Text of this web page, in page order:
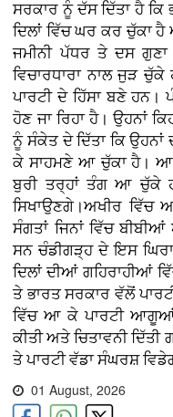
ਸਰਕਾਰ ਨੂੰ ਦੱਸ ਦਿੱਤਾ ਹੈ ਕਿ
ਦਿਲਾਂ ਵਿੱਚ ਘਰ ਕਰ ਚੁੱਕਾ
ਜਮੀਨੀ ਪੱਧਰ ਤੇ ਦਸ
ਵਿਚਾਰਧਾਰਾ ਨਾਲ ਜੁੜ
ਪਾਰਟੀ ਦੇ ਹਿੱਸਾ ਬਣੇ ਹਨ।
ਹੋਣ ਜਾ ਰਿਹਾ ਹੈ। ਉਹਨਾਂ
ਨੂੰ ਸੰਕੇਤ ਦੇ ਦਿੱਤਾ ਕਿ
ਕੇ ਸਾਹਮਣੇ ਆ ਚੁੱਕਾ ਹੈ।
ਬੁਰੀ ਤਰ੍ਹਾਂ ਤੰਗ ਆ ਚੁੱਕੇ
ਸਿਖਾਉਣਗੇ।ਅਖੀਰ ਵਿੱਚ
ਸੰਗਤਾਂ ਜਿਨਾਂ ਵਿੱਚ
ਸਨ ਚੰਡੀਗੜ੍ਹ ਦੇ ਇਸ
ਦਿਲਾਂ ਦੀਆਂ ਗਹਿਰਾਹੀਆਂ
ਤੇ ਭਾਰਤ ਸਰਕਾਰ ਵੱਲੋਂ
ਵਿੱਚ ਆ ਕੇ ਪਾਰਟੀ ਆਗੂਆਂ
ਕੀਤੀ ਅਤੇ ਚਿਤਾਵਨੀ
ਤੇ ਪਾਰਟੀ ਵੱਡਾ ਸੰਘਰਸ਼
01 August, 2026